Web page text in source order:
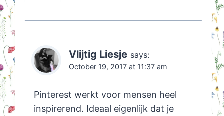
Vlijtig Liesje says:
October 19, 2017 at 11:37 am
Pinterest werkt voor mensen heel
inspirerend. Ideaal eigenlijk dat je